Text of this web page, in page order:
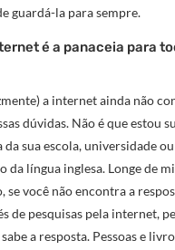
guardá-la para sempre.
é a panaceia para
a internet ainda não
dúvidas. Não é que estou
sua escola, universidade
da língua inglesa. Longe de
se você não encontra a
de pesquisas pela internet,
a resposta. Pessoas e